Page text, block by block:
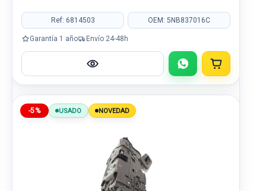
Ref: 6814503 OEM: 5NB837016C
Garantía 1 año Envío 24-48h
-5% USADO NOVEDAD